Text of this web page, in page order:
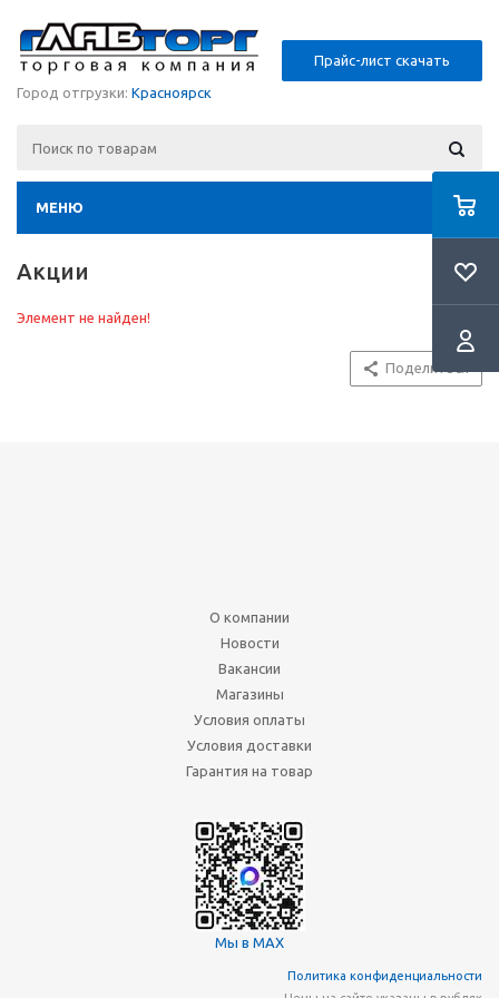
Прайс-лист скачать
Город отгрузки: Красноярск
МЕНЮ
Акции
Элемент не найден!
Поделиться
О компании
Новости
Вакансии
Магазины
Условия оплаты
Условия доставки
Гарантия на товар
Мы в MAX
Политика конфиденциальности